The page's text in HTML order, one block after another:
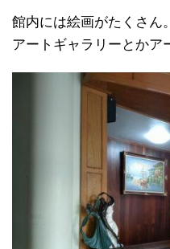
館内には絵画がたくさん。
アートギャラリーとかア